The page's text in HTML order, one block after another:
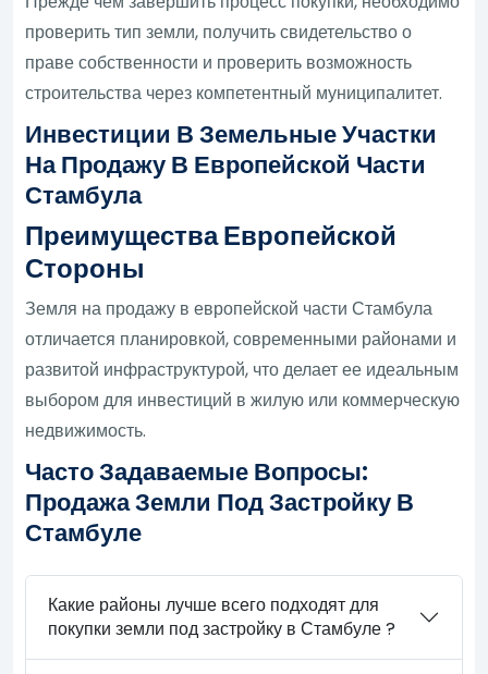
проверить тип земли, получить свидетельство о
праве собственности и проверить возможность
строительства через компетентный муниципалитет.
Инвестиции В Земельные Участки
На Продажу В Европейской Части
Стамбула
Преимущества Европейской
Стороны
Земля на продажу в европейской части Стамбула
отличается планировкой, современными районами и
развитой инфраструктурой, что делает ее идеальным
выбором для инвестиций в жилую или коммерческую
недвижимость.
Часто Задаваемые Вопросы:
Продажа Земли Под Застройку В
Стамбуле
Какие районы лучше всего подходят для
покупки земли под застройку в Стамбуле ?